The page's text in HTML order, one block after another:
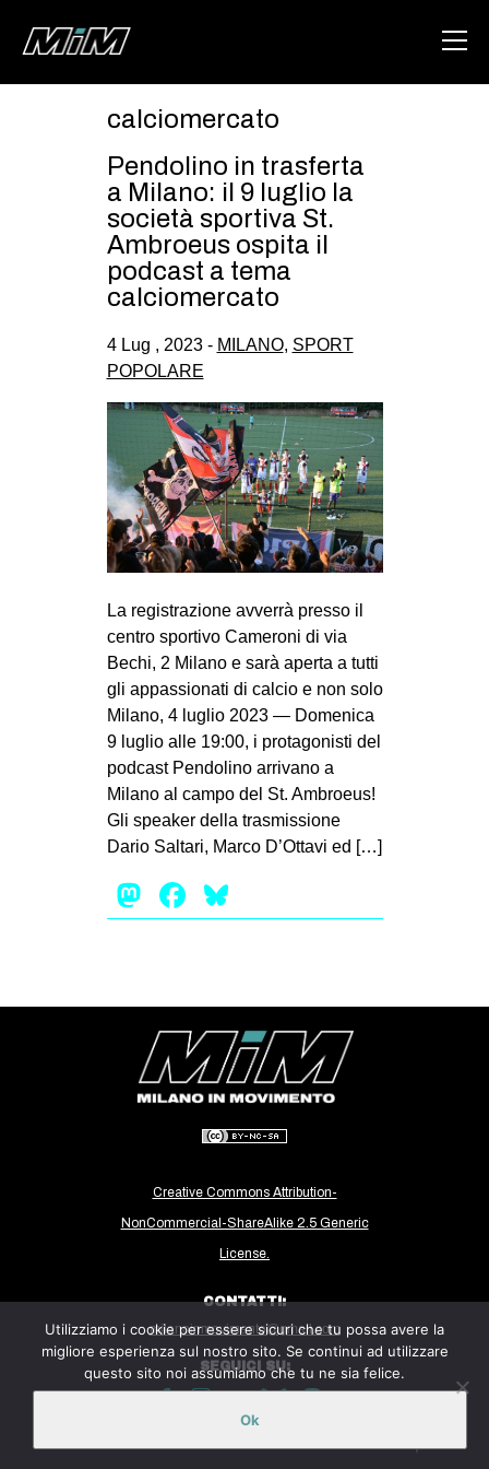
ABOUT
DEGENERAZIONE
GAZA FREESTYLE
CSOA LAMBRETTA
STUDENTI TSUNAMI
ZAM
MILANO
MOBILITAZIONI
SPAZI
SPORT POPOLARE
MOVIMENTI
AMBIENTE
ANTIFASCISMO
DIRITTO ALL’ABITARE
GENERI
MIGRAZIONI
PRECARIATO
REPRESSIONE
ARTE
CINEMA
RECENSIONI
INTERNAZIONALE
AMERICHE
ESTREMO ORIENTE
EUROPA
MEDIO ORIENTE
MONDO
calciomercato
Pendolino in trasferta
a Milano: il 9 luglio la
società sportiva St.
Ambroeus ospita il
podcast a tema
calciomercato
4 Lug , 2023 - MILANO, SPORT
POPOLARE
La registrazione avverrà presso il
centro sportivo Cameroni di via
Bechi, 2 Milano e sarà aperta a tutti
gli appassionati di calcio e non solo
Milano, 4 luglio 2023 — Domenica
9 luglio alle 19:00, i protagonisti del
podcast Pendolino arrivano a
Milano al campo del St. Ambroeus!
Gli speaker della trasmissione
Dario Saltari, Marco D’Ottavi ed […]
Mastodon
Facebook
Creative Commons Attribution-
NonCommercial-ShareAlike 2.5 Generic
License.
CONTATTI:
milanoinmovimento@gmail.com
SEGUICI SU:
Utilizziamo i cookie per essere sicuri che tu possa avere la
migliore esperienza sul nostro sito. Se continui ad utilizzare
questo sito noi assumiamo che tu ne sia felice.
Ok